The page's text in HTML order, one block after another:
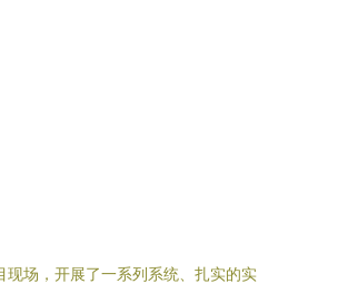
场，开展了一系列系统、扎实的实